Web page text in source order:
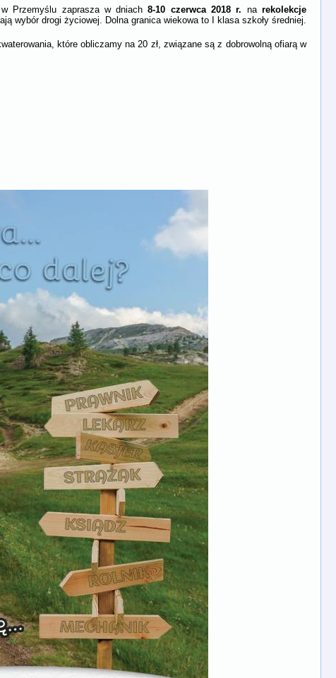
w Przemyślu zaprasza w dniach8-10 czerwca 2018 r. na rekolekcje
wybór drogi życiowej. Dolna granica wiekowa to I klasa szkoły średniej.
które obliczamy na 20 zł, związane są z dobrowolną ofiarą w